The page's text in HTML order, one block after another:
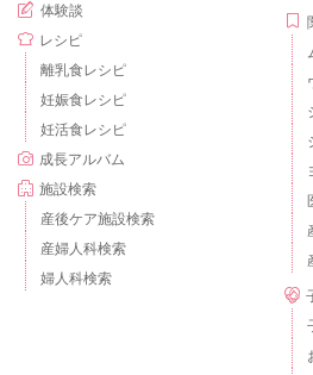
体験談
レシピ
離乳食レシピ
妊娠食レシピ
妊活食レシピ
成長アルバム
施設検索
産後ケア施設検索
産婦人科検索
婦人科検索